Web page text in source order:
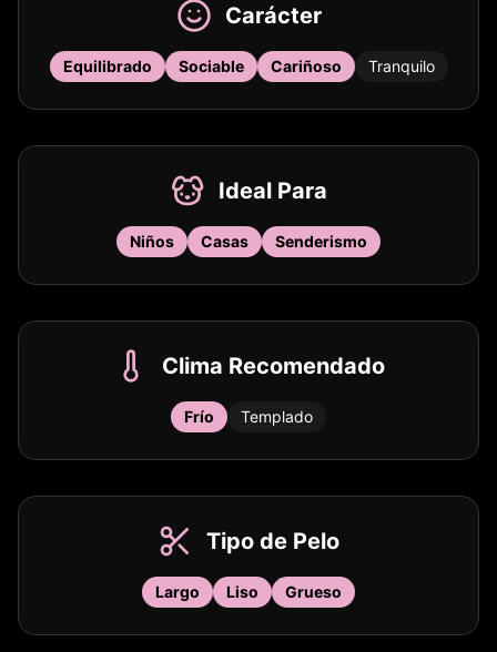
Carácter
Equilibrado Sociable Cariñoso Tranquilo
Ideal Para
Niños Casas Senderismo
Clima Recomendado
Frío Templado
Tipo de Pelo
Largo Liso Grueso